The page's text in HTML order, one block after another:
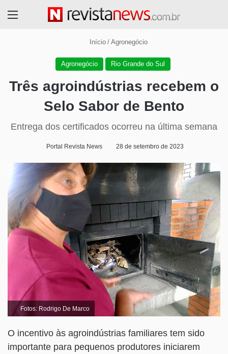
Início / Agronegócio
Agronegócio Rio Grande do Sul
Três agroindústrias recebem o
Selo Sabor de Bento
Entrega dos certificados ocorreu na última semana
Portal Revista News 28 de setembro de 2023
Fotos: Rodrigo De Marco
O incentivo às agroindústrias familiares tem sido
importante para pequenos produtores iniciarem